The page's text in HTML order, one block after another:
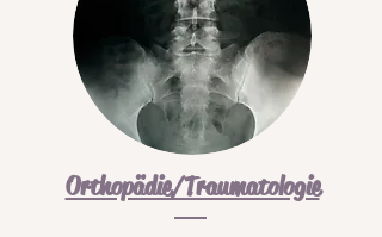
Orthopädie/Traumatologie